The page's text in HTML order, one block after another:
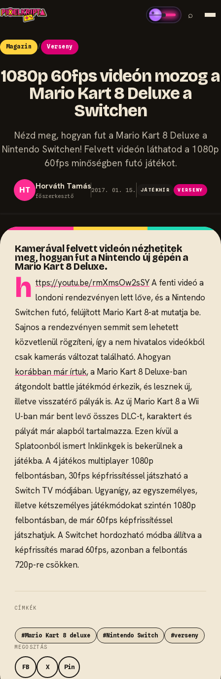
⌕
Magazin / Verseny
1080p 60fps videón mozog a
Mario Kart 8 Deluxe a
Switchen
Nézd meg, hogyan fut a Mario Kart 8 Deluxe a
Nintendo Switchen! Felvett videón láthatod a 1080p
60fps minőségben futó játékot.
HT Horváth Tamás
főszerkesztő
2017. 01. 15. JÁTÉKHÍR VERSENY
Kamerával felvett videón nézhetitek
meg, hogyan fut a Nintendo új gépén a
Mario Kart 8 Deluxe.
h ttps://youtu.be/rmXmsOw2sSYA fenti videó a
londoni rendezvényen lett lőve, és a Nintendo
Switchen futó, felújított Mario Kart 8-at mutatja be.
Sajnos a rendezvényen semmit sem lehetett
közvetlenül rögzíteni, így a nem hivatalos videókból
csak kamerás változat található. Ahogyan
korábban már írtuk, a Mario Kart 8 Deluxe-ban
átgondolt battle játékmód érkezik, és lesznek új,
illetve visszatérő pályák is. Az új Mario Kart 8 a Wii
U-ban már bent levő összes DLC-t, karaktert és
pályát már alapból tartalmazza. Ezen kívül a
Splatoonból ismert Inklinkgek is bekerülnek a
játékba. A 4 játékos multiplayer 1080p
felbontásban, 30fps képfrissítéssel játszható a
Switch TV módjában. Ugyanígy, az egyszemélyes,
illetve kétszemélyes játékmódokat szintén 1080p
felbontásban, de már 60fps képfrissítéssel
játszhatjuk. A Switchet hordozható módba állítva a
képfrissítés marad 60fps, azonban a felbontás
720p-re csökken.
CÍMKÉK
#Mario Kart 8 deluxe #Nintendo Switch #verseny
MEGOSZTÁS
FB X Pin